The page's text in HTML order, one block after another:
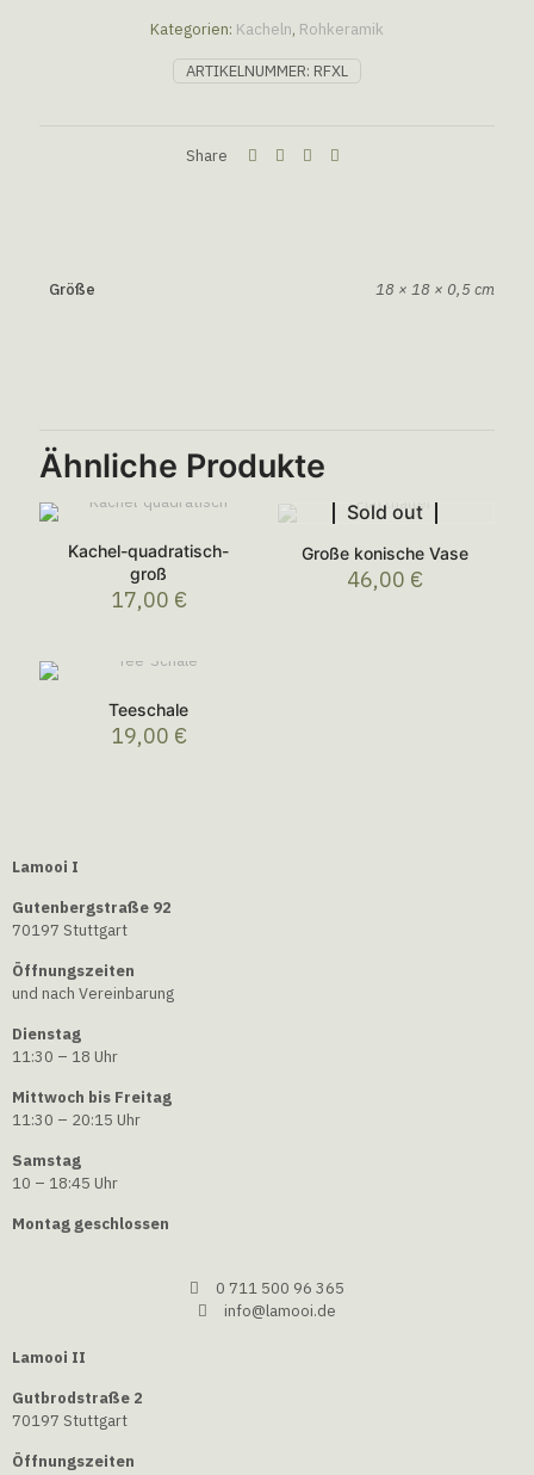
ARTIKELNUMMER: RFXL
Kategorien: Kacheln, Rohkeramik
Share
Größe 18 × 18 × 0,5 cm
Ähnliche Produkte
Kachel-quadratisch-
groß
17,00 €
Sold out
Große konische Vase
46,00 €
Teeschale
19,00 €
Lamooi I
Gutenbergstraße 92
70197 Stuttgart
Öffnungszeiten
und nach Vereinbarung
Dienstag
11:30 – 18 Uhr
Mittwoch bis Freitag
11:30 – 20:15 Uhr
Samstag
10 – 18:45 Uhr
Montag geschlossen
0 711 500 96 365
info@lamooi.de
Lamooi II
Gutbrodstraße 2
70197 Stuttgart
Öffnungszeiten